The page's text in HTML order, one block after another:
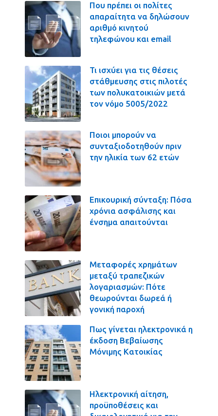
Που πρέπει οι πολίτες
απαραίτητα να δηλώσουν
αριθμό κινητού
τηλεφώνου και email
Τι ισχύει για τις θέσεις
στάθμευσης στις πιλοτές
των πολυκατοικιών μετά
τον νόμο 5005/2022
Ποιοι μπορούν να
συνταξιοδοτηθούν πριν
την ηλικία των 62 ετών
Επικουρική σύνταξη: Πόσα
χρόνια ασφάλισης και
ένσημα απαιτούνται
Μεταφορές χρημάτων
μεταξύ τραπεζικών
λογαριασμών: Πότε
θεωρούνται δωρεά ή
γονική παροχή
Πως γίνεται ηλεκτρονικά η
έκδοση Βεβαίωσης
Μόνιμης Κατοικίας
Ηλεκτρονική αίτηση,
προϋποθέσεις και